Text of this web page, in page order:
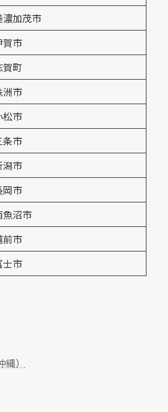
濃加茂市
賀市
賀町
洲市
松市
条市
潟市
岡市
魚沼市
前市
士市
）